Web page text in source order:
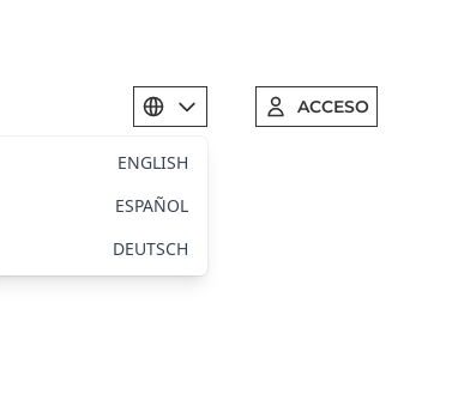
Select language
ENGLISH
ESPAÑOL
DEUTSCH
ACCESO